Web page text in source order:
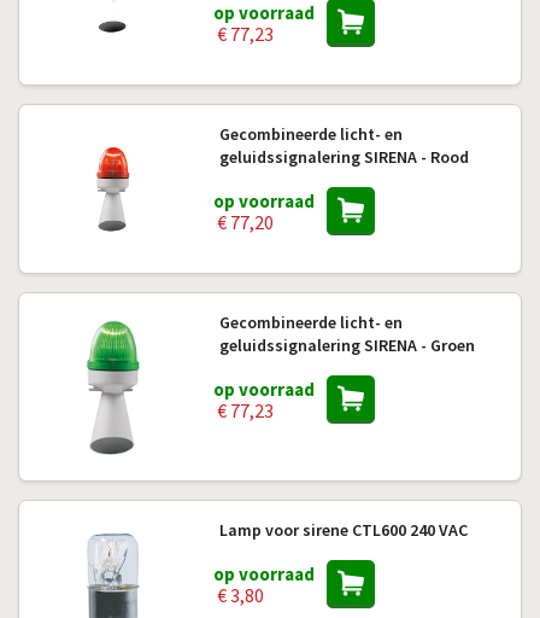
op voorraad
€ 77,23
Gecombineerde licht- en
geluidssignalering SIRENA - Rood
op voorraad
€ 77,20
Gecombineerde licht- en
geluidssignalering SIRENA - Groen
op voorraad
€ 77,23
Lamp voor sirene CTL600 240 VAC
op voorraad
€ 3,80